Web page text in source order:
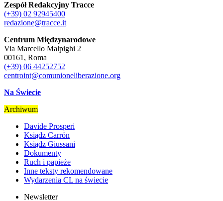
Zespół Redakcyjny Tracce
(+39) 02 92945400
redazione@tracce.it
Centrum Międzynarodowe
Via Marcello Malpighi 2
00161, Roma
(+39) 06 44252752
centroint@comunioneliberazione.org
Na Świecie
Archiwum
Davide Prosperi
Ksiądz Carrón
Ksiądz Giussani
Dokumenty
Ruch i papieże
Inne teksty rekomendowane
Wydarzenia CL na świecie
Newsletter